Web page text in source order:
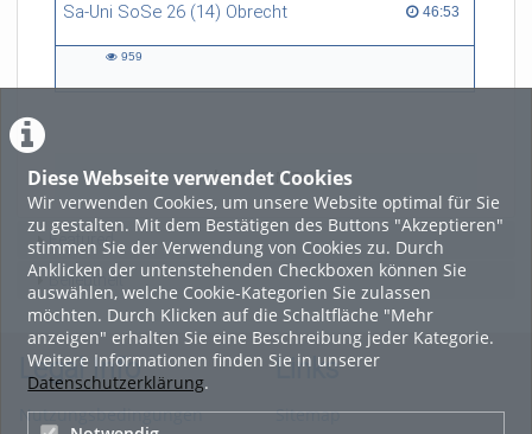
Diese Webseite verwendet Cookies
Wir verwenden Cookies, um unsere Website optimal für Sie
zu gestalten. Mit dem Bestätigen des Buttons "Akzeptieren"
stimmen Sie der Verwendung von Cookies zu. Durch
Anklicken der untenstehenden Checkboxen können Sie
auswählen, welche Cookie-Kategorien Sie zulassen
möchten. Durch Klicken auf die Schaltfläche "Mehr
anzeigen" erhalten Sie eine Beschreibung jeder Kategorie.
Weitere Informationen finden Sie in unserer
Datenschutzerklärung.
Sa-Uni SoSe 26 (14) Obrecht 46:53
46:53 duration
959
LADE MEHR
Featured
Beliebtheit
Legal Info
Nutzungsbedingungen
Links
Sitemap